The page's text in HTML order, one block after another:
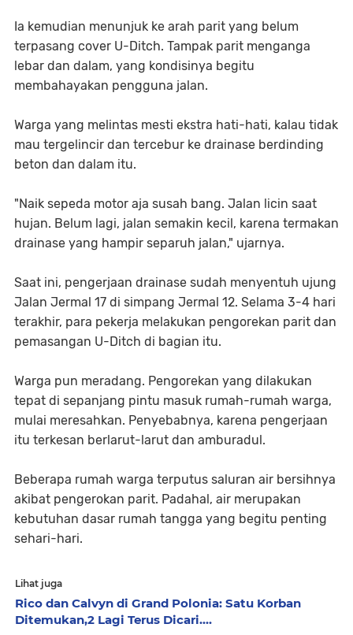
Ia kemudian menunjuk ke arah parit yang belum
terpasang cover U-Ditch. Tampak parit menganga
lebar dan dalam, yang kondisinya begitu
membahayakan pengguna jalan.
Warga yang melintas mesti ekstra hati-hati, kalau tidak
mau tergelincir dan tercebur ke drainase berdinding
beton dan dalam itu.
"Naik sepeda motor aja susah bang. Jalan licin saat
hujan. Belum lagi, jalan semakin kecil, karena termakan
drainase yang hampir separuh jalan," ujarnya.
Saat ini, pengerjaan drainase sudah menyentuh ujung
Jalan Jermal 17 di simpang Jermal 12. Selama 3-4 hari
terakhir, para pekerja melakukan pengorekan parit dan
pemasangan U-Ditch di bagian itu.
Warga pun meradang. Pengorekan yang dilakukan
tepat di sepanjang pintu masuk rumah-rumah warga,
mulai meresahkan. Penyebabnya, karena pengerjaan
itu terkesan berlarut-larut dan amburadul.
Beberapa rumah warga terputus saluran air bersihnya
akibat pengerokan parit. Padahal, air merupakan
kebutuhan dasar rumah tangga yang begitu penting
sehari-hari.
Lihat juga
Rico dan Calvyn di Grand Polonia: Satu Korban
Ditemukan,2 Lagi Terus Dicari....